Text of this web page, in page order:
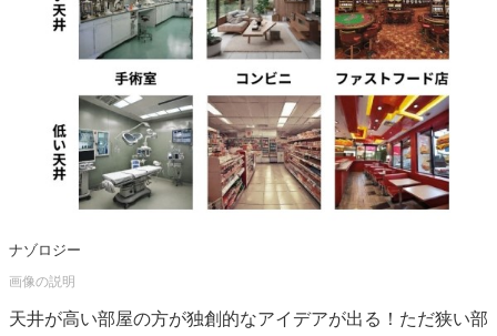
ナゾロジー
天井が高い部屋の方が独創的なアイデアが出る！ただ狭い部